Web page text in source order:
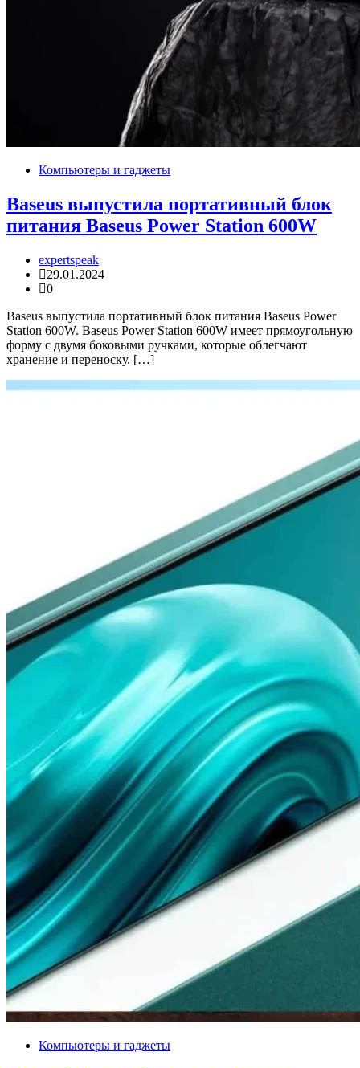
Компьютеры и гаджеты
Baseus выпустила портативный блок
питания Baseus Power Station 600W
expertspeak
29.01.2024
0
Baseus выпустила портативный блок питания Baseus Power
Station 600W. Baseus Power Station 600W имеет прямоугольную
форму с двумя боковыми ручками, которые облегчают
хранение и переноску. […]
Компьютеры и гаджеты